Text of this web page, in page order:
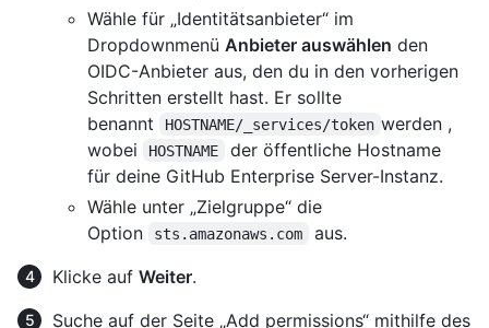
Wähle für „Identitätsanbieter“ im
Dropdownmenü Anbieter auswählen den
OIDC-Anbieter aus, den du in den vorherigen
Schritten erstellt hast. Er sollte
benannt
HOSTNAME/_services/token werden ,
wobei
HOSTNAME
der öffentliche Hostname
für deine GitHub Enterprise Server-Instanz.
Wähle unter „Zielgruppe“ die
Option
sts.amazonaws.com
aus.
Klicke auf Weiter.
Suche auf der Seite „Add permissions“ mithilfe des